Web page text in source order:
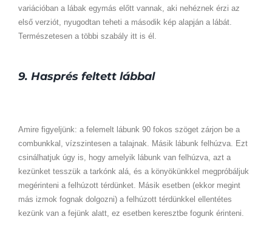
variációban a lábak egymás előtt vannak, aki nehéznek érzi az
első verziót, nyugodtan teheti a második kép alapján a lábát.
Természetesen a többi szabály itt is él.
9. Hasprés feltett lábbal
Amire figyeljünk: a felemelt lábunk 90 fokos szöget zárjon be a
combunkkal, vízszintesen a talajnak. Másik lábunk felhúzva. Ezt
csinálhatjuk úgy is, hogy amelyik lábunk van felhúzva, azt a
kezünket tesszük a tarkónk alá, és a könyökünkkel megpróbáljuk
megérinteni a felhúzott térdünket. Másik esetben (ekkor megint
más izmok fognak dolgozni) a felhúzott térdünkkel ellentétes
kezünk van a fejünk alatt, ez esetben keresztbe fogunk érinteni.